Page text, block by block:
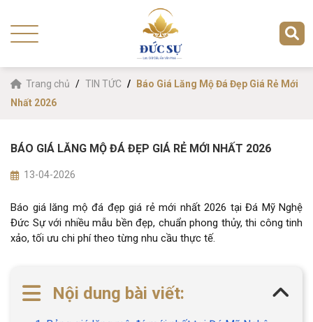
Trang chủ TIN TỨC
Báo Giá Lăng Mộ Đá Đẹp Giá Rẻ Mới
Nhất 2026
BÁO GIÁ LĂNG MỘ ĐÁ ĐẸP GIÁ RẺ MỚI NHẤT 2026
13-04-2026
Báo giá lăng mộ đá đẹp giá rẻ mới nhất 2026 tại Đá Mỹ Nghệ
Đức Sự với nhiều mẫu bền đẹp, chuẩn phong thủy, thi công tinh
xảo, tối ưu chi phí theo từng nhu cầu thực tế.
Nội dung bài viết: